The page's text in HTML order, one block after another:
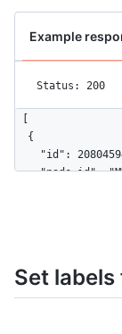
Example
Status: 200
[
  {
"id":
"node_id":
  },
  {
Set